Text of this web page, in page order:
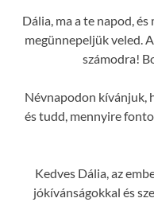
Dália, ma a te napod,
megünnepeljük veled.
számodra!
Névnapodon kívánjuk,
és tudd, mennyire
Kedves Dália, az
jókívánságokkal és